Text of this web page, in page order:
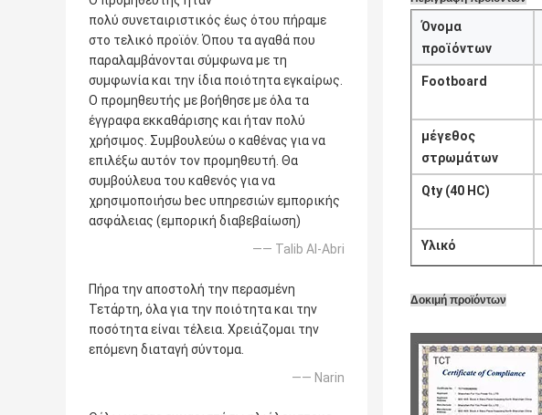
πολύ συνεταιριστικός έως ότου πήραμε
στο τελικό προϊόν. Όπου τα αγαθά που
παραλαμβάνονται σύμφωνα με τη
συμφωνία και την ίδια ποιότητα εγκαίρως.
Ο προμηθευτής με βοήθησε με όλα τα
έγγραφα εκκαθάρισης και ήταν πολύ
χρήσιμος. Συμβουλεύω ο καθένας για να
επιλέξω αυτόν τον προμηθευτή. Θα
συμβούλευα του καθενός για να
χρησιμοποιήσω bec υπηρεσιών εμπορικής
ασφάλειας (εμπορική διαβεβαίωση)
—— Talib Al-Abri
Πήρα την αποστολή την περασμένη
Τετάρτη, όλα για την ποιότητα και την
ποσότητα είναι τέλεια. Χρειάζομαι την
επόμενη διαταγή σύντομα.
—— Narin
Όνομα
προϊόντων
Footboard
μέγεθος
στρωμάτων
Qty (40 HC)
Υλικό
Δοκιμή προϊόντων